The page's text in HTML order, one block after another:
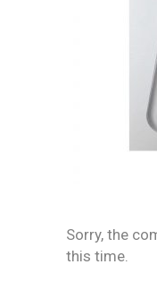
Sorry, the
this time.